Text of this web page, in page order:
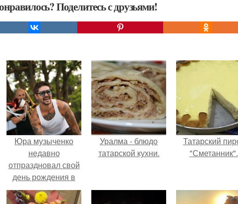
Поделитесь с друзьями!
Юра музыченко
недавно
отпраздновал свой
день рождения в
кругу самых
близких и родных
Уралма - блюдо
татарской кухни.
Татарский
"Сметанник".